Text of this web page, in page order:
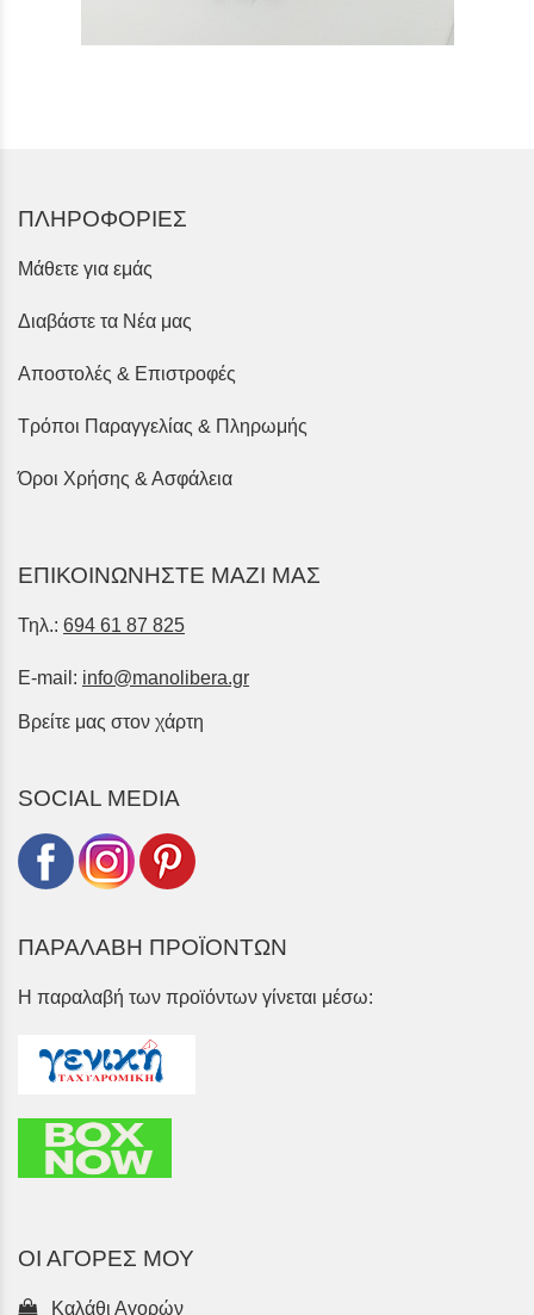
ΠΛΗΡΟΦΟΡΙΕΣ
Μάθετε για εμάς
Διαβάστε τα Νέα μας
Αποστολές & Επιστροφές
Τρόποι Παραγγελίας & Πληρωμής
Όροι Χρήσης & Ασφάλεια
ΕΠΙΚΟΙΝΩΝΗΣΤΕ ΜΑΖΙ ΜΑΣ
Τηλ.: 694 61 87 825
E-mail: info@manolibera.gr
Βρείτε μας στον χάρτη
SOCIAL MEDIA
ΠΑΡΑΛΑΒΗ ΠΡΟΪΟΝΤΩΝ
Η παραλαβή των προϊόντων γίνεται μέσω:
ΟΙ ΑΓΟΡΕΣ ΜΟΥ
Καλάθι Αγορών